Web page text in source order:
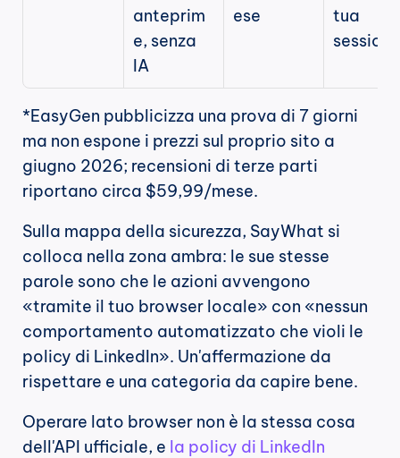
anteprim
e, senza
IA
ese
tua
sessione
*EasyGen pubblicizza una prova di 7 giorni
ma non espone i prezzi sul proprio sito a
giugno 2026; recensioni di terze parti
riportano circa $59,99/mese.
Sulla mappa della sicurezza, SayWhat si
colloca nella zona ambra: le sue stesse
parole sono che le azioni avvengono
«tramite il tuo browser locale» con «nessun
comportamento automatizzato che violi le
policy di LinkedIn». Un'affermazione da
rispettare e una categoria da capire bene.
Operare lato browser non è la stessa cosa
dell'API ufficiale, e la policy di LinkedIn